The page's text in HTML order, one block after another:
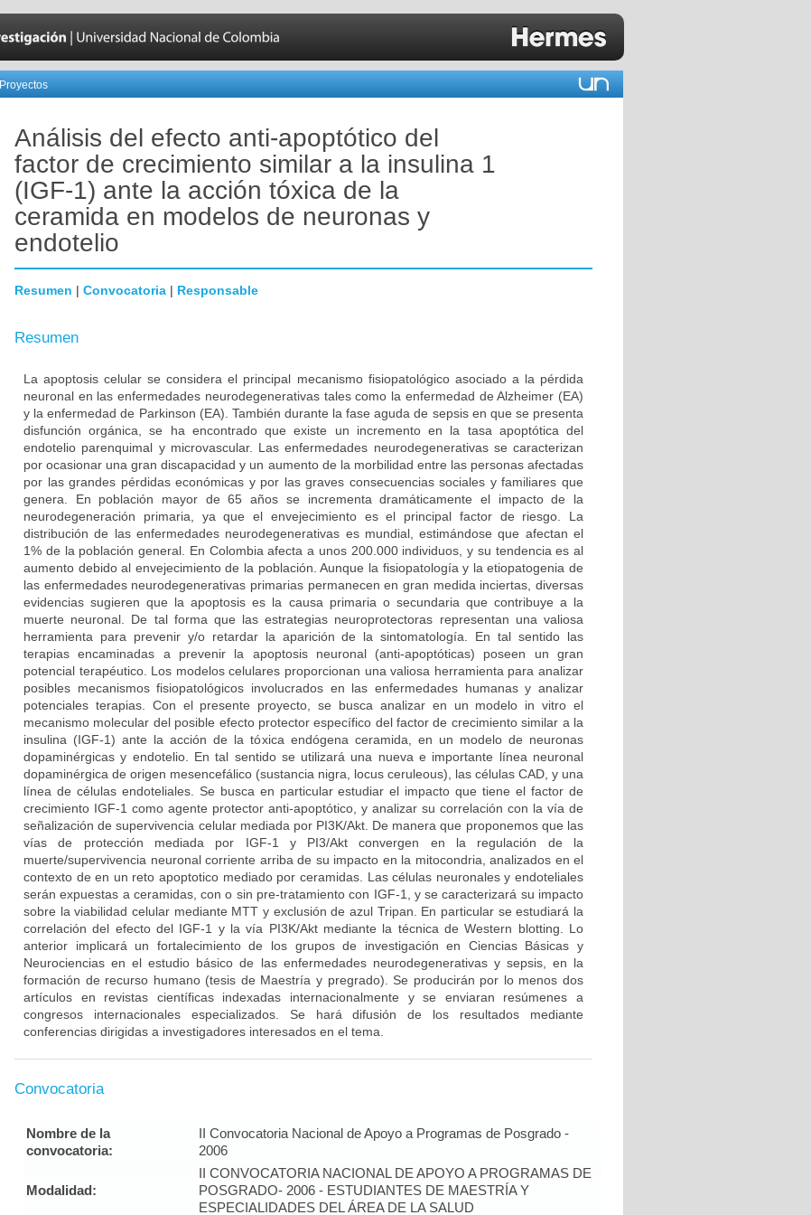
Proyectos
Análisis del efecto anti-apoptótico del
factor de crecimiento similar a la insulina 1
(IGF-1) ante la acción tóxica de la
ceramida en modelos de neuronas y
endotelio
Resumen | Convocatoria | Responsable
Resumen
La apoptosis celular se considera el principal mecanismo fisiopatológico asociado a la pérdida
neuronal en las enfermedades neurodegenerativas tales como la enfermedad de Alzheimer (EA)
y la enfermedad de Parkinson (EA). También durante la fase aguda de sepsis en que se presenta
disfunción orgánica, se ha encontrado que existe un incremento en la tasa apoptótica del
endotelio parenquimal y microvascular. Las enfermedades neurodegenerativas se caracterizan
por ocasionar una gran discapacidad y un aumento de la morbilidad entre las personas afectadas
por las grandes pérdidas económicas y por las graves consecuencias sociales y familiares que
genera. En población mayor de 65 años se incrementa dramáticamente el impacto de la
neurodegeneración primaria, ya que el envejecimiento es el principal factor de riesgo. La
distribución de las enfermedades neurodegenerativas es mundial, estimándose que afectan el
1% de la población general. En Colombia afecta a unos 200.000 individuos, y su tendencia es al
aumento debido al envejecimiento de la población. Aunque la fisiopatología y la etiopatogenia de
las enfermedades neurodegenerativas primarias permanecen en gran medida inciertas, diversas
evidencias sugieren que la apoptosis es la causa primaria o secundaria que contribuye a la
muerte neuronal. De tal forma que las estrategias neuroprotectoras representan una valiosa
herramienta para prevenir y/o retardar la aparición de la sintomatología. En tal sentido las
terapias encaminadas a prevenir la apoptosis neuronal (anti-apoptóticas) poseen un gran
potencial terapéutico. Los modelos celulares proporcionan una valiosa herramienta para analizar
posibles mecanismos fisiopatológicos involucrados en las enfermedades humanas y analizar
potenciales terapias. Con el presente proyecto, se busca analizar en un modelo in vitro el
mecanismo molecular del posible efecto protector específico del factor de crecimiento similar a la
insulina (IGF-1) ante la acción de la tóxica endógena ceramida, en un modelo de neuronas
dopaminérgicas y endotelio. En tal sentido se utilizará una nueva e importante línea neuronal
dopaminérgica de origen mesencefálico (sustancia nigra, locus ceruleous), las células CAD, y una
línea de células endoteliales. Se busca en particular estudiar el impacto que tiene el factor de
crecimiento IGF-1 como agente protector anti-apoptótico, y analizar su correlación con la vía de
señalización de supervivencia celular mediada por PI3K/Akt. De manera que proponemos que las
vías de protección mediada por IGF-1 y PI3/Akt convergen en la regulación de la
muerte/supervivencia neuronal corriente arriba de su impacto en la mitocondria, analizados en el
contexto de en un reto apoptotico mediado por ceramidas. Las células neuronales y endoteliales
serán expuestas a ceramidas, con o sin pre-tratamiento con IGF-1, y se caracterizará su impacto
sobre la viabilidad celular mediante MTT y exclusión de azul Tripan. En particular se estudiará la
correlación del efecto del IGF-1 y la vía PI3K/Akt mediante la técnica de Western blotting. Lo
anterior implicará un fortalecimiento de los grupos de investigación en Ciencias Básicas y
Neurociencias en el estudio básico de las enfermedades neurodegenerativas y sepsis, en la
formación de recurso humano (tesis de Maestría y pregrado). Se producirán por lo menos dos
artículos en revistas científicas indexadas internacionalmente y se enviaran resúmenes a
congresos internacionales especializados. Se hará difusión de los resultados mediante
conferencias dirigidas a investigadores interesados en el tema.
Convocatoria
Nombre de la
convocatoria:
II Convocatoria Nacional de Apoyo a Programas de Posgrado -
2006
Modalidad:
II CONVOCATORIA NACIONAL DE APOYO A PROGRAMAS DE
POSGRADO- 2006 - ESTUDIANTES DE MAESTRÍA Y
ESPECIALIDADES DEL ÁREA DE LA SALUD